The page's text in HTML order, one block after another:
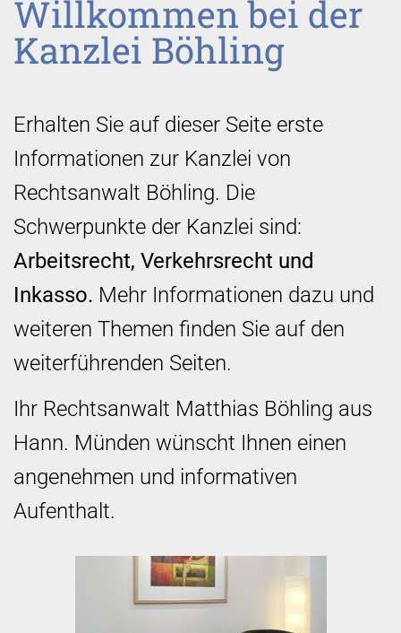
Willkommen bei der
Kanzlei Böhling
Erhalten Sie auf dieser Seite erste
Informationen zur Kanzlei von
Rechtsanwalt Böhling. Die
Schwerpunkte der Kanzlei sind:
Arbeitsrecht, Verkehrsrecht und
Inkasso. Mehr Informationen dazu und
weiteren Themen finden Sie auf den
weiterführenden Seiten.
Ihr Rechtsanwalt Matthias Böhling aus
Hann. Münden wünscht Ihnen einen
angenehmen und informativen
Aufenthalt.